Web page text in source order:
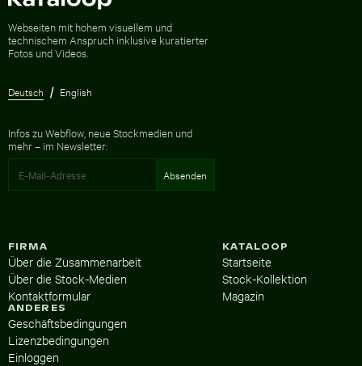
Webseiten mit hohem visuellem und
technischem Anspruch inklusive kuratierter
Fotos und Videos.
Deutsch English
Infos zu Webflow, neue Stockmedien und
mehr – im Newsletter:
KATALOOP
Startseite
Stock-Kollektion
Magazin
FIRMA
Über die Zusammenarbeit
Über die Stock-Medien
Kontaktformular
ANDERES
Geschäftsbedingungen
Lizenzbedingungen
Einloggen